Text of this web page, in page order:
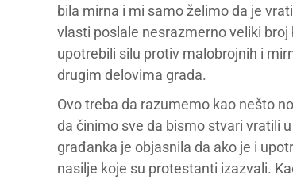
bila mirna i mi samo želimo da je
vlasti poslale nesrazmerno veliki
upotrebili silu protiv malobrojnih i
drugim delovima grada.
Ovo treba da razumemo kao nešto
da činimo sve da bismo stvari vratili
građanka je objasnila da ako je i
nasilje koje su protestanti izazvali.